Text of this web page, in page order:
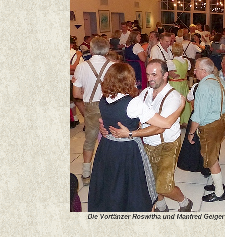
Die Vortänzer Roswitha und Manfred